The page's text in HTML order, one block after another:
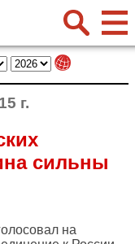
г.
сильны
на